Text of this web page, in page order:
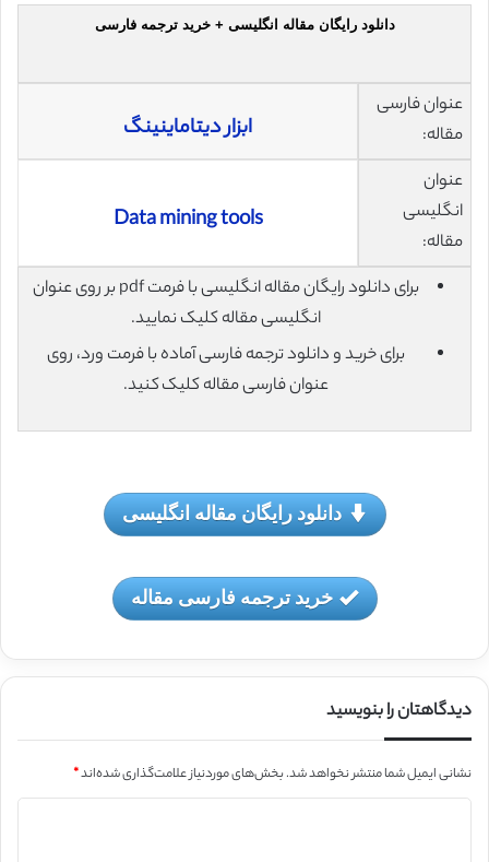
دانلود رایگان مقاله انگلیسی + خرید ترجمه فارسی
عنوان فارسی
مقاله:
ابزار دیتاماینینگ
عنوان
انگلیسی
مقاله:
Data mining tools
برای دانلود رایگان مقاله انگلیسی با فرمت pdf بر روی عنوان
انگلیسی مقاله کلیک نمایید.
برای خرید و دانلود ترجمه فارسی آماده با فرمت ورد، روی
عنوان فارسی مقاله کلیک کنید.
دانلود رایگان مقاله انگلیسی
خرید ترجمه فارسی مقاله
دیدگاهتان را بنویسید
نشانی ایمیل شما منتشر نخواهد شد.بخش‌های موردنیاز علامت‌گذاری شده‌اند*